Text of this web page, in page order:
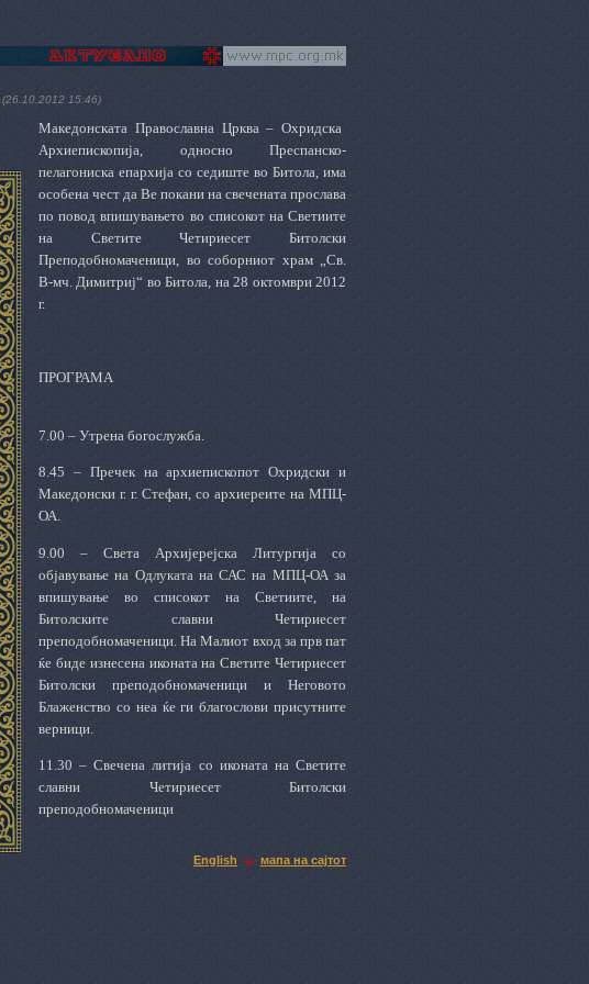
(26.10.2012 15:46)
Македонската Православна Црква – Охридска
Архиепископија, односно Преспанско-
пелагониска епархија со седиште во Битола, има
особена чест да Ве покани на свечената прослава
по повод впишувањето во списокот на Светиите
на Светите Четириесет Битолски
Преподобномаченици, во соборниот храм „Св.
В-мч. Димитриј“ во Битола, на 28 октомври 2012
г.
ПРОГРАМА
7.00 – Утрена богослужба.
8.45 – Пречек на архиепископот Охридски и
Македонски г. г. Стефан, со архиереите на МПЦ-
ОА.
9.00 – Света Архијерејска Литургија со
објавување на Одлуката на САС на МПЦ-ОА за
впишување во списокот на Светиите, на
Битолските славни Четириесет
преподобномаченици. На Малиот вход за прв пат
ќе биде изнесена иконата на Светите Четириесет
Битолски преподобномаченици и Неговото
Блаженство со неа ќе ги благослови присутните
верници.
11.30 – Свеченалитија со иконата на Светите
славни Четириесет Битолски
преподобномаченици
English мапа на сајтот